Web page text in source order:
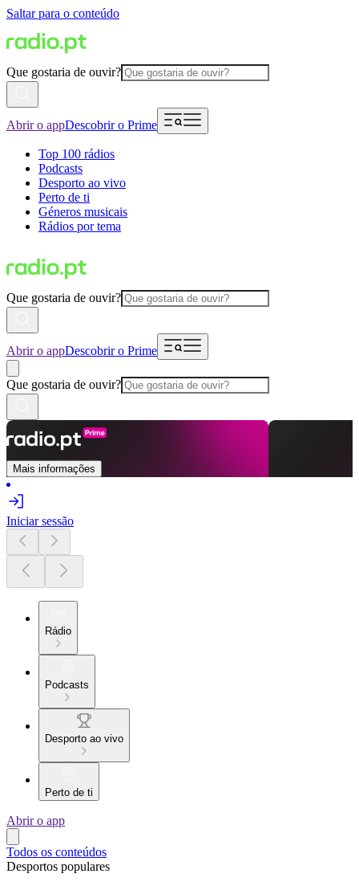
Saltar para o conteúdo
Que gostaria de ouvir?
Abrir o appDescobrir o Prime
Top 100 rádios
Podcasts
Desporto ao vivo
Perto de ti
Géneros musicais
Rádios por tema
Que gostaria de ouvir?
Abrir o appDescobrir o Prime
Que gostaria de ouvir?
Mais informações
Iniciar sessão
Rádio
Podcasts
Desporto ao vivo
Perto de ti
Abrir o app
Todos os conteúdos
Desportos populares